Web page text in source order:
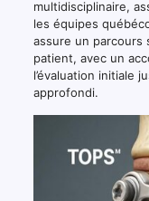
multidisciplinaire,
les équipes
assure un parcours
patient, avec un
l’évaluation initiale
approfondi.